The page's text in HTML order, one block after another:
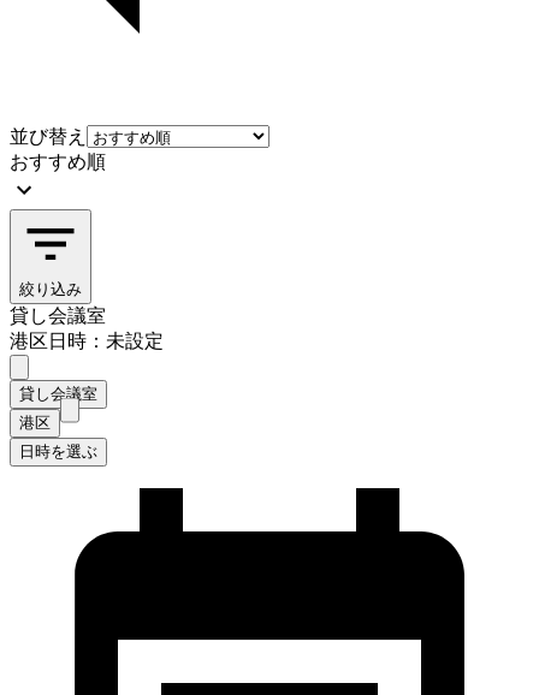
並び替え
おすすめ順
絞り込み
貸し会議室
港区日時：未設定
貸し会議室
港区
日時を選ぶ